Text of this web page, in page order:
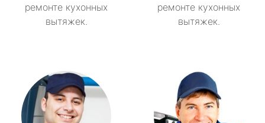
ремонте кухонных
вытяжек.
ремонте кухонных
вытяжек.